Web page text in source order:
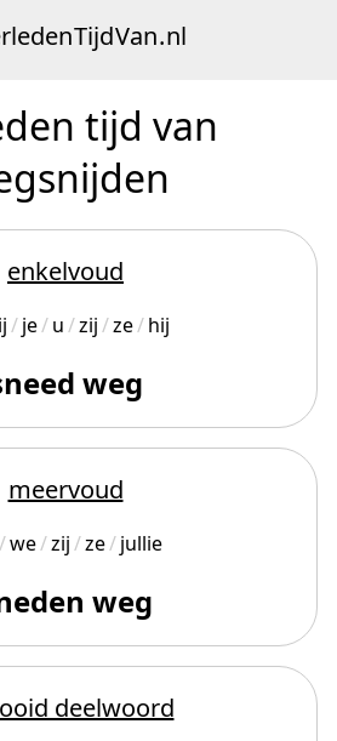
TijdVan.nl
tijd van
enkelvoud
je u zij ze hij
weg
meervoud
we zij ze jullie
weg
deelwoord